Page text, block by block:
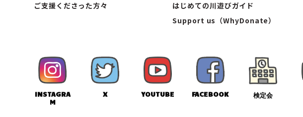
ご支援くださった方々
はじめての川遊びガイド
Support us（WhyDonate）
INSTAGRA
M
X YOUTUBE FACEBOOK 検定会